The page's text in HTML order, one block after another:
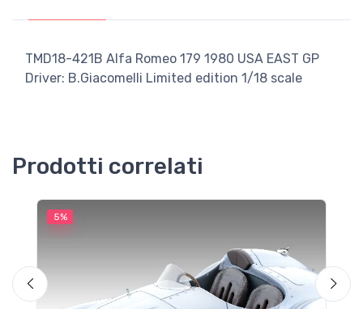
TMD18-421B Alfa Romeo 179 1980 USA EAST GP
Driver: B.Giacomelli Limited edition 1/18 scale
Prodotti correlati
5%